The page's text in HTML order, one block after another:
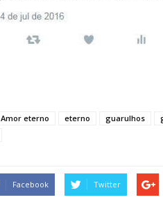
Amor eterno eterno guarulhos
Facebook Twitter